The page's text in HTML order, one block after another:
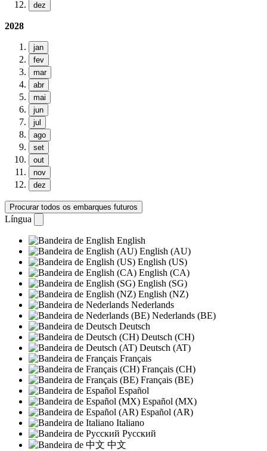
dez
2028
jan
fev
mar
abr
mai
jun
jul
ago
set
out
nov
dez
Procurar todos os embarques futuros
Língua
English
English (AU)
English (US)
English (CA)
English (SG)
English (NZ)
Nederlands
Nederlands (BE)
Deutsch
Deutsch (CH)
Deutsch (AT)
Français
Français (CH)
Français (BE)
Español
Español (MX)
Español (AR)
Italiano
Русский
中文